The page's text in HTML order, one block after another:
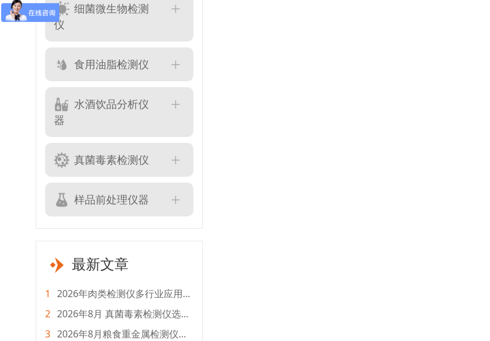
细菌微生物检测
仪
食用油脂检测仪
水酒饮品分析仪
器
真菌毒素检测仪
样品前处理仪器
最新文章
1
2026年肉类检测仪多行业应用选
购指南
2 2026年8月 真菌毒素检测仪选购
指南：全生命周期成本测评
3 2026年8月粮食重金属检测仪选